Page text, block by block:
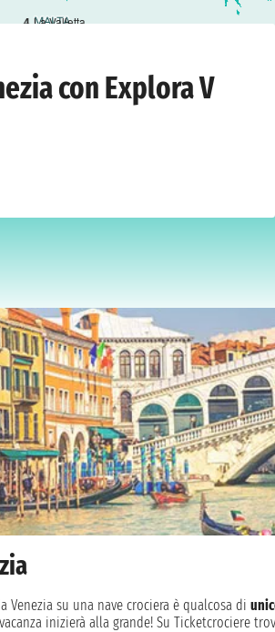
4 La Valletta
con Explora V
Venezia su una nave crociera è qualcosa di
inizierà alla grande! Su Ticketcrociere